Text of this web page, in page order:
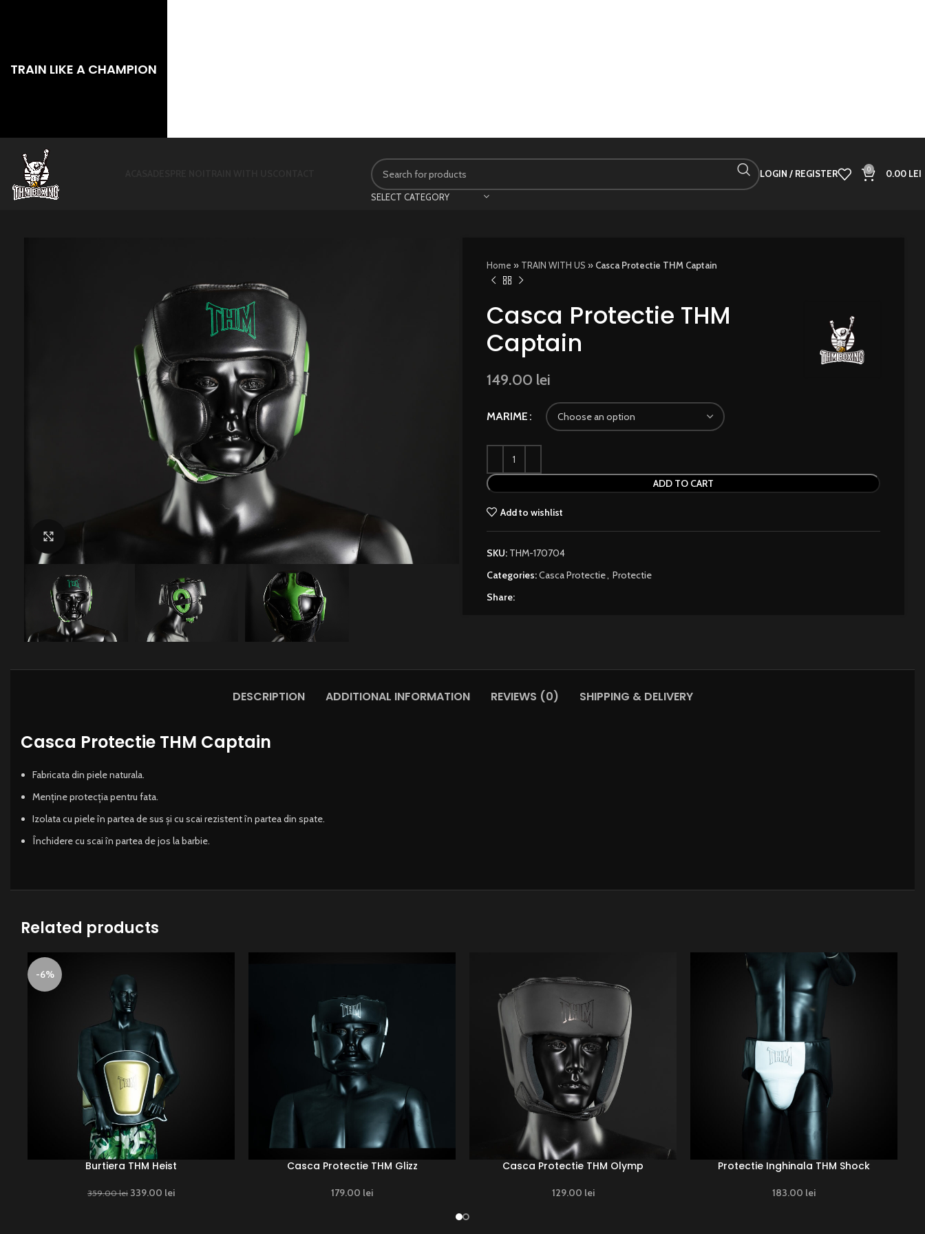
SELECT CATEGORY
LOGIN / REGISTER 0 0.00 LEI
Home » TRAIN WITH US » Casca Protectie THM Captain
Casca Protectie THM
Captain
149.00 lei
MARIME
ADD TO CART
Add to wishlist
SKU: THM-170704
Categories:Casca Protectie, Protectie
Share:
DESCRIPTION ADDITIONAL INFORMATION REVIEWS (0) SHIPPING & DELIVERY
Casca Protectie THM Captain
Fabricata din piele naturala.
Menține protecția pentru fata.
Izolata cu piele în partea de sus și cu scai rezistent în partea din spate.
Închidere cu scai în partea de jos la barbie.
Related products
-6%
Burtiera THM Heist
359.00lei
Original price was:
339.00 lei
Casca Protectie THM Glizz
179.00 lei
Casca Protectie THM Olymp
129.00 lei
Protectie Inghinala THM Shock
183.00 lei
TRAIN LIKE A CHAMPION